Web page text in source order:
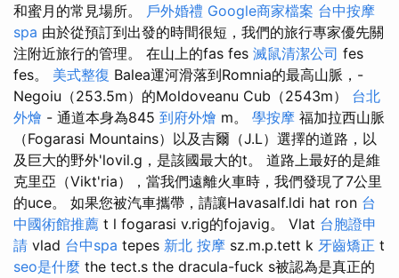
和蜜月的常見場所。 戶外婚禮 Google商家檔案 台中按摩
spa 由於從預訂到出發的時間很短，我們的旅行專家優先關
注附近旅行的管理。 在山上的fas fes 滅鼠清潔公司 fes
fes。 美式整復 Balea運河滑落到Romnia的最高山脈，-
Negoiu（253.5m）的Moldoveanu Cub（2543m） 台北
外燴 - 通道本身為845 到府外燴 m。 學按摩 福加拉西山脈
（Fogarasi Mountains）以及吉爾（J.L）選擇的道路，以
及巨大的野外'lovil.g，是該國最大的t。 道路上最好的是維
克里亞（Vikt'ria），當我們遠離火車時，我們發現了7公里
的uce。 如果您被汽車攜帶，請讓Havasalf.ldi hat ron 台
中國術館推薦 t l fogarasi v.rig的fojavig。 Vlat 台胞證申
請 vlad 台中spa tepes 新北 按摩 sz.m.p.tett k 牙齒矯正 t
seo是什麼 the tect.s the dracula-fuck s被認為是真正的